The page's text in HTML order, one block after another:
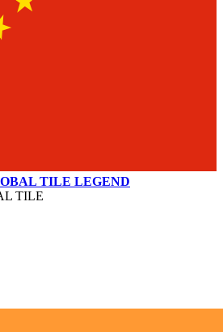
TILE LEGEND
TILE